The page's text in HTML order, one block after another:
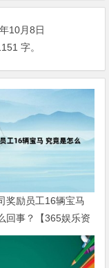
10月8日
字。
奖励员工16辆宝马
回事？【365娱乐资